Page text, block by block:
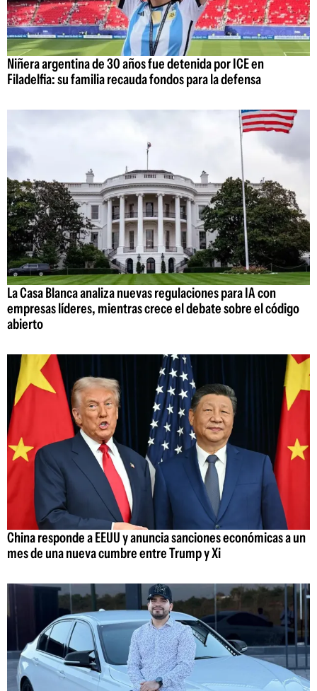
Niñera argentina de 30 años fue detenida por ICE en
Filadelfia: su familia recauda fondos para la defensa
La Casa Blanca analiza nuevas regulaciones para IA con
empresas líderes, mientras crece el debate sobre el código
abierto
China responde a EEUU y anuncia sanciones económicas a un
mes de una nueva cumbre entre Trump y Xi